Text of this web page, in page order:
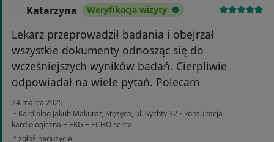
Katarzyna Weryfikacja wizyty
Lekarz przeprowadził badania i obejrzał
wszystkie dokumenty odnosząc się do
wcześniejszych wyników badań. Cierpliwie
odpowiadał na wiele pytań. Polecam
24 marca 2025
• Kardiolog Jakub Makurat, Stężyca, ul. Sychty 32 • konsultacja
kardiologiczna + EKG + ECHO serca
• w opinii użytkownika Katarzyna
zgłoś nadużycie